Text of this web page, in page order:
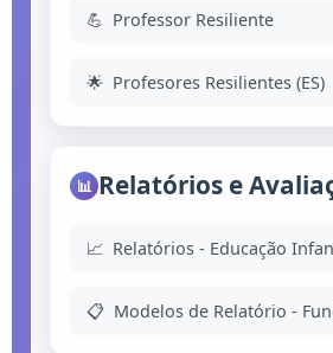
💪 Professor Resiliente
🌟 Profesores Resilientes (ES)
📊 Relatórios e
📈 Relatórios - Educação
📋 Modelos de Relatório -